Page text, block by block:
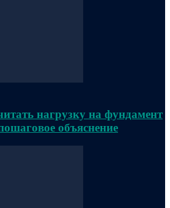
нагрузку на фундамент
объяснение